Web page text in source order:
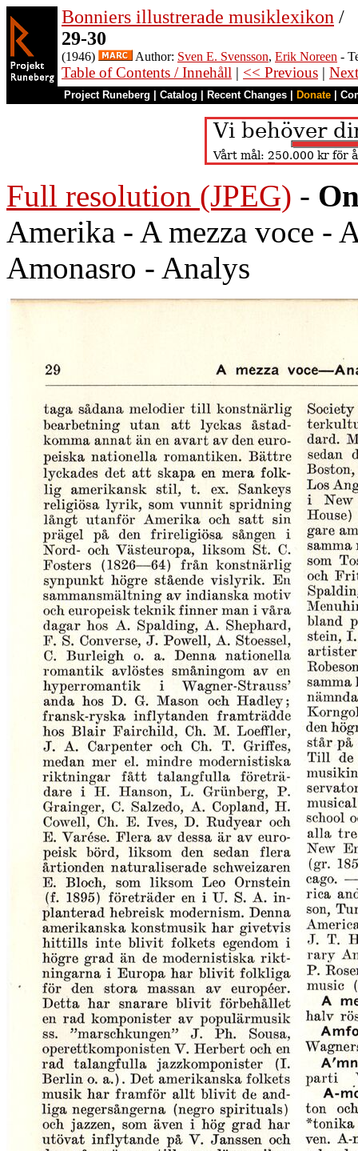
Bonniers illustrerade musiklexikon /
29-30
(1946) Author: Sven E. Svensson, Erik Noreen -
Table of Contents / Innehåll | << Previous |
Project Runeberg Catalog Recent Changes Donate
Full resolution (JPEG) -
Amerika - A mezza voce -
Amonasro - Analys